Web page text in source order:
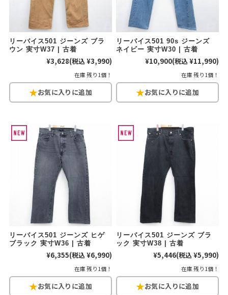
Search by Maniacマニアックから探す
バンド
Tシャツ
アニメ
Tシャツ
映画
Tシャツ
USA製
ボロ ミリタリー
Search by Period 年代から探す
90年代 70年代
60年代 40年代
すべての年代を見る
リーバイス501 ジーンズ ブラ
ウン 実寸W37 | 古着
¥3,628(税込 ¥3,990)
在庫 残り1個！
リーバイス501 90s ジーンズ
ネイビー 実寸W30 | 古着
¥10,900(税込 ¥11,990)
在庫 残り1個！
リーバイス501 ジーンズ ヒゲ
ブラック 実寸W36 | 古着
¥6,355(税込 ¥6,990)
在庫 残り1個！
リーバイス501 ジーンズ ブラ
ック 実寸W38 | 古着
¥5,446(税込 ¥5,990)
在庫 残り1個！